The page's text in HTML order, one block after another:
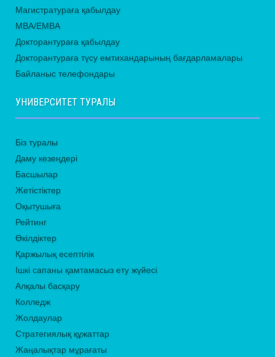
Магистратураға қабылдау
MBA/EMBA
Докторантураға қабылдау
Докторантураға түсу емтихандарының бағдарламалары
Байланыс телефондары
УНИВЕРСИТЕТ ТУРАЛЫ
Біз туралы
Даму кезеңдері
Басшылар
Жетістіктер
Оқытушыға
Рейтинг
Өкілдіктер
Қаржылық есептілік
Ішкі сапаны қамтамасыз ету жүйесі
Алқалы басқару
Колледж
Жолдаулар
Стратегиялық құжаттар
Жаңалықтар мұрағаты